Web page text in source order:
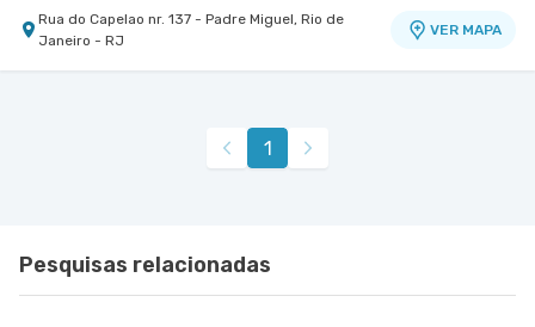
Rua do Capelao nr. 137 - Padre Miguel, Rio de
Janeiro - RJ
VER MAPA
1
Pesquisas relacionadas